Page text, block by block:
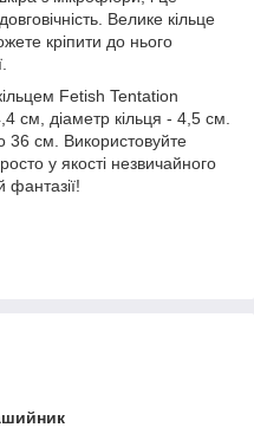
Велике кільце
кріпити до нього
Fetish Tentation
см, діаметр кільця - 4,5 см.
36 см. Використовуйте
у якості незвичайного
фантазії!